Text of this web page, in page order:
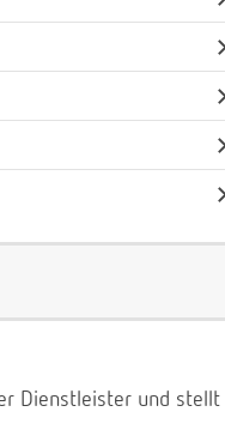
Dienstleister und stellt